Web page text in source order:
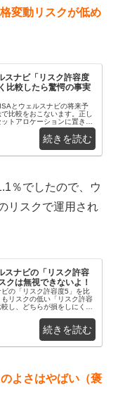
変動リスクが低め
スナビ「リスク許容度
比較したら驚愕の事実
とウェルスナビの将来予
比較をおこないます。正し
トアロケーションに置き換
る」こと。ウェブ上の記事...
％でしたので、ウ
リスクで運用され
スナビの「リスク許容
クは無視できないよ！
の「リスク許容度5」を比
リスクの低い「リスク許容
し、どちらが損をしにくい
よさはやばい（褒